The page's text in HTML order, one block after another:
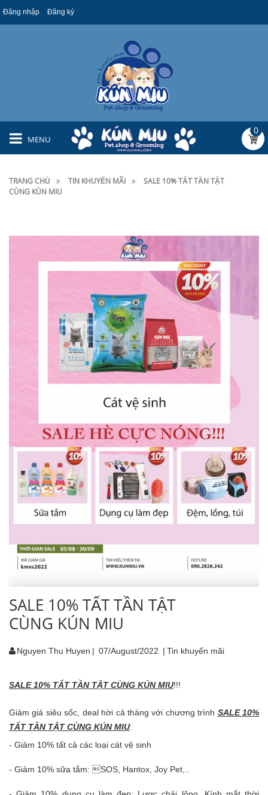
Đăng nhập Đăng ký
MENU
0
TRANG CHỦ TIN KHUYẾN MÃI
SALE 10% TẤT TẦN TẬT
CÙNG KÚN MIU
SALE 10% TẤT TẦN TẬT
CÙNG KÚN MIU
Nguyen Thu Huyen | 07/August/2022 | Tin khuyến mãi
SALE 10% TẤT TẦN TẬT CÙNG KÚN MIU!!!
Giảm giá siêu sốc, deal hời cả tháng với chương trình SALE 10%
TẤT TẦN TẬT CÙNG KÚN MIU:
- Giảm 10% tất cả các loại cát vệ sinh
- Giảm 10% sữa tắm: SOS, Hantox, Joy Pet,..